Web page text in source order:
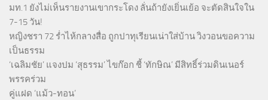
มท.1 ยังไม่เห็นรายงานเขากระโดง ลั่นถ้ายังเยิ่นเย้อ จะตัดสินใจใน
7-15 วัน!
หญิงชรา 72 ร่ำไห้กลางสื่อ ถูกปาทุเรียนเน่าใส่บ้าน วิงวอนขอความ
เป็นธรรม
‘เฉลิมชัย’ แจงปม ‘สุธรรม’ ไขก๊อก ชี้ ‘ทักษิณ’ มีสิทธิ์ร่วมดินเนอร์
พรรคร่วม
คู่แฝด ‘แม้ว-ทอน’